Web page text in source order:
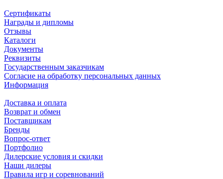
Сертификаты
Награды и дипломы
Отзывы
Каталоги
Документы
Реквизиты
Государственным заказчикам
Согласие на обработку персональных данных
Информация
Доставка и оплата
Возврат и обмен
Поставщикам
Бренды
Вопрос-ответ
Портфолио
Дилерские условия и скидки
Наши дилеры
Правила игр и соревнований